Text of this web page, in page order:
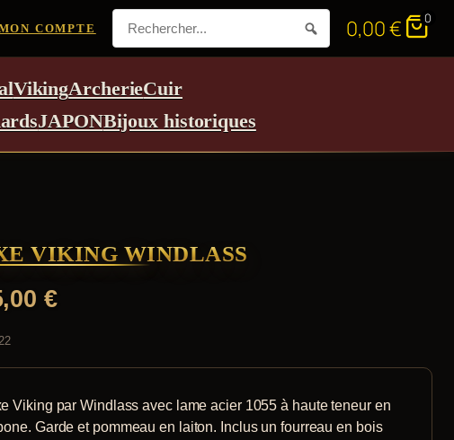
COMPTE 0,00€ 0
VikingArcherieCuir
JAPONBijoux historiques
VIKING WINDLASS
€
Viking par Windlass avec lame acier 1055 à haute teneur en
Garde et pommeau en laiton. Inclus un fourreau en bois